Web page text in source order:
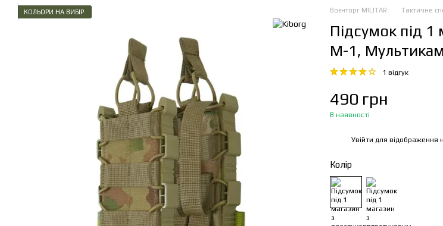
КОЛЬОРИ НА ВИБІР Воєнторг MILITAR Тактичне
Підсумок під
М-1, Мультикам
1 відгук
490 грн
В наявності
Увійти для відображення
Колір